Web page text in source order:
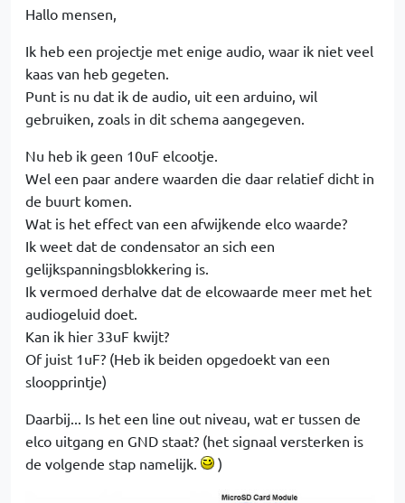
Hallo mensen,
Ik heb een projectje met enige audio, waar ik niet veel
kaas van heb gegeten.
Punt is nu dat ik de audio, uit een arduino, wil
gebruiken, zoals in dit schema aangegeven.
Nu heb ik geen 10uF elcootje.
Wel een paar andere waarden die daar relatief dicht in
de buurt komen.
Wat is het effect van een afwijkende elco waarde?
Ik weet dat de condensator an sich een
gelijkspanningsblokkering is.
Ik vermoed derhalve dat de elcowaarde meer met het
audiogeluid doet.
Kan ik hier 33uF kwijt?
Of juist 1uF? (Heb ik beiden opgedoekt van een
sloopprintje)
Daarbij... Is het een line out niveau, wat er tussen de
elco uitgang en GND staat? (het signaal versterken is
de volgende stap namelijk.
)